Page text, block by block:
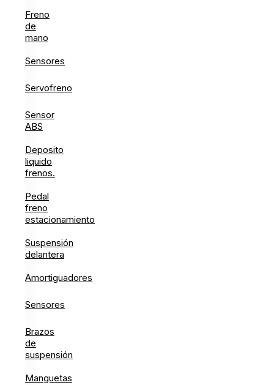
Freno
de
mano
Sensores
Servofreno
Sensor
ABS
Deposito
liquido
frenos.
Pedal
freno
estacionamiento
Suspensión
delantera
Amortiguadores
Sensores
Brazos
de
suspensión
Manguetas